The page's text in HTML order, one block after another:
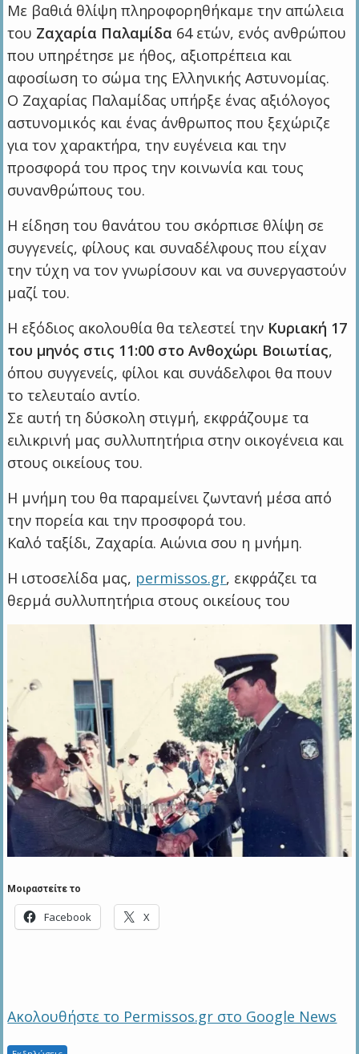
Με βαθιά θλίψη πληροφορηθήκαμε την απώλεια
του Ζαχαρία Παλαμίδα 64 ετών, ενός ανθρώπου
που υπηρέτησε με ήθος, αξιοπρέπεια και
αφοσίωση το σώμα της Ελληνικής Αστυνομίας.
Ο Ζαχαρίας Παλαμίδας υπήρξε ένας αξιόλογος
αστυνομικός και ένας άνθρωπος που ξεχώριζε
για τον χαρακτήρα, την ευγένεια και την
προσφορά του προς την κοινωνία και τους
συνανθρώπους του.
Η είδηση του θανάτου του σκόρπισε θλίψη σε
συγγενείς, φίλους και συναδέλφους που είχαν
την τύχη να τον γνωρίσουν και να συνεργαστούν
μαζί του.
Η εξόδιος ακολουθία θα τελεστεί την Κυριακή 17
του μηνός στις 11:00 στο Ανθοχώρι Βοιωτίας,
όπου συγγενείς, φίλοι και συνάδελφοι θα πουν
το τελευταίο αντίο.
Σε αυτή τη δύσκολη στιγμή, εκφράζουμε τα
ειλικρινή μας συλλυπητήρια στην οικογένεια και
στους οικείους του.
Η μνήμη του θα παραμείνει ζωντανή μέσα από
την πορεία και την προσφορά του.
Καλό ταξίδι, Ζαχαρία. Αιώνια σου η μνήμη.
Η ιστοσελίδα μας, permissos.gr, εκφράζει τα
θερμά συλλυπητήρια στους οικείους του
Μοιραστείτε το
Facebook X
Ακολουθήστε το Permissos.gr στο Google News